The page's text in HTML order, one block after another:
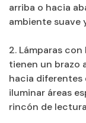
arriba o hacia
ambiente suave
2. Lámparas
tienen un brazo
hacia diferentes
iluminar áreas
rincón de